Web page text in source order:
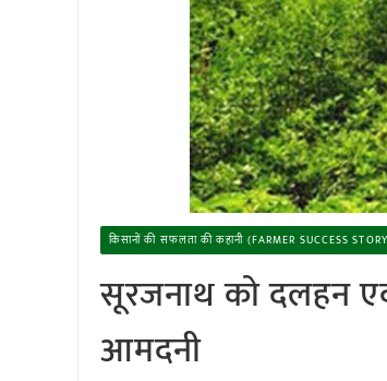
किसानों की सफलता की कहानी (FARMER SUCCESS
सूरजनाथ को दलहन
आमदनी